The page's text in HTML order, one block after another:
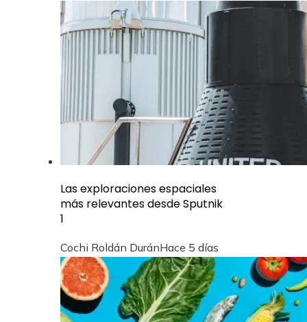
Las exploraciones espaciales
más relevantes desde Sputnik
1
Cochi Roldán DuránHace 5 días